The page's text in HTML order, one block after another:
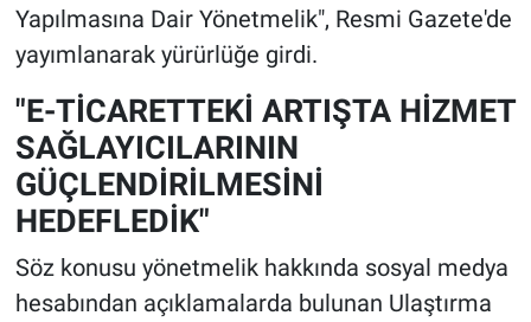
Yapılmasına Dair Yönetmelik", Resmi Gazete'de
yayımlanarak yürürlüğe girdi.
"E-TİCARETTEKİ ARTIŞTA HİZMET
SAĞLAYICILARININ
GÜÇLENDİRİLMESİNİ
HEDEFLEDİK"
Söz konusu yönetmelik hakkında sosyal medya
hesabından açıklamalarda bulunan Ulaştırma